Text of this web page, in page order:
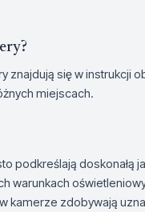
znajdują się w instrukcji
miejscach.
podkreślają doskonałą
warunkach
kamerze zdobywają